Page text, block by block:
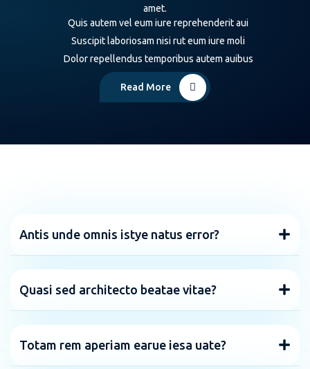
amet.
Quis autem vel eum iure reprehenderit aui
Suscipit laboriosam nisi rut eum iure moli
Dolor repellendus temporibus autem auibus
Read More
Antis unde omnis istye natus error?
Quasi sed architecto beatae vitae?
Totam rem aperiam earue iesa uate?